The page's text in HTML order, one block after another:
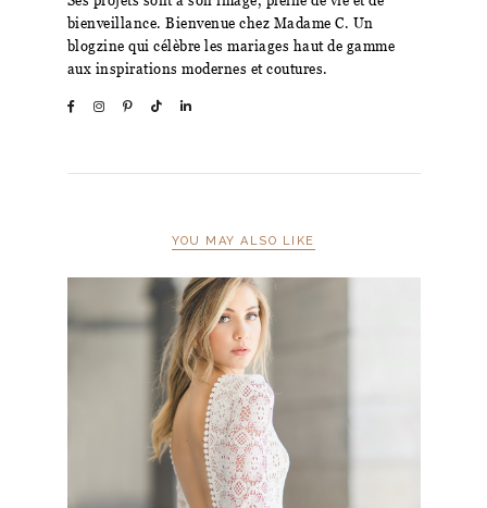
bienveillance. Bienvenue chez Madame C. Un
blogzine qui célèbre les mariages haut de gamme
aux inspirations modernes et coutures.
YOU MAY ALSO LIKE